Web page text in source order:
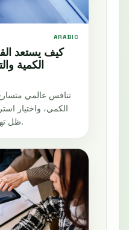
ARABIC
كيف يستعد
الكمية
تنافس عالمي
الكمي، واختيار
ظل تهديدات تتطور بسرعة كبيرة.